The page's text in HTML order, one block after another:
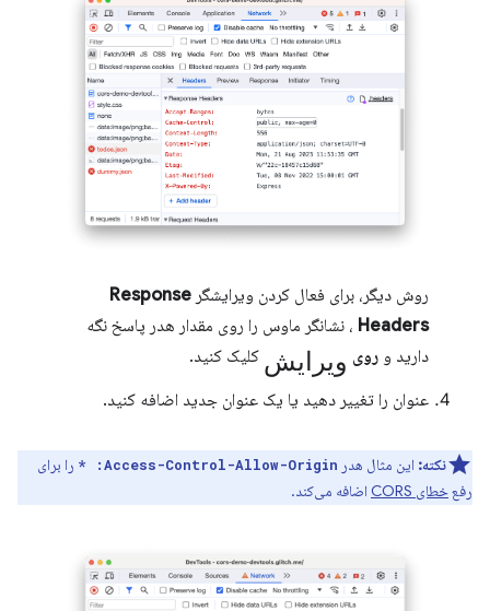
روش دیگر، برای فعال کردن ویرایشگر Response
Headers ، نشانگر ماوس را روی مقدار هدر پاسخ نگه
دارید و روی ویرایش کلیک کنید.
عنوان را تغییر دهید یا یک عنوان جدید اضافه کنید.
نکته: این مثال هدر Access-Control-Allow-Origin: *
را برای
رفعخطای CORS اضافه می‌کند.